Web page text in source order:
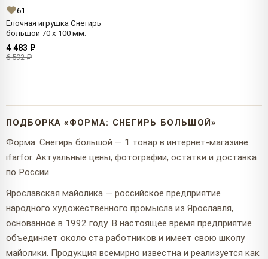
61
Елочная игрушка Снегирь
большой 70 x 100 мм.
4 483 ₽
6 592 ₽
ПОДБОРКА «ФОРМА: СНЕГИРЬ БОЛЬШОЙ»
Форма: Снегирь большой — 1 товар в интернет-магазине
ifarfor. Актуальные цены, фотографии, остатки и доставка
по России.
Ярославская майолика — российское предприятие
народного художественного промысла из Ярославля,
основанное в 1992 году. В настоящее время предприятие
объединяет около ста работников и имеет свою школу
майолики. Продукция всемирно известна и реализуется как